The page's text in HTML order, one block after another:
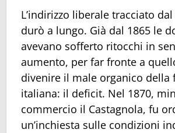
L’indirizzo liberale tracciato
durò a lungo. Già dal 1865 le
avevano sofferto ritocchi in
aumento, per far fronte a
divenire il male organico della
italiana: il deficit. Nel 1870,
commercio il Castagnola, fu
un’inchiesta sulle condizioni